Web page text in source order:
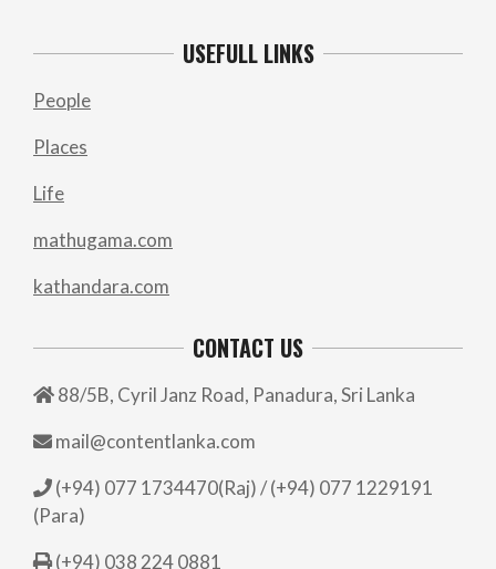
USEFULL LINKS
People
Places
Life
mathugama.com
kathandara.com
CONTACT US
88/5B, Cyril Janz Road, Panadura, Sri Lanka
mail@contentlanka.com
(+94) 077 1734470(Raj) / (+94) 077 1229191
(Para)
(+94) 038 224 0881